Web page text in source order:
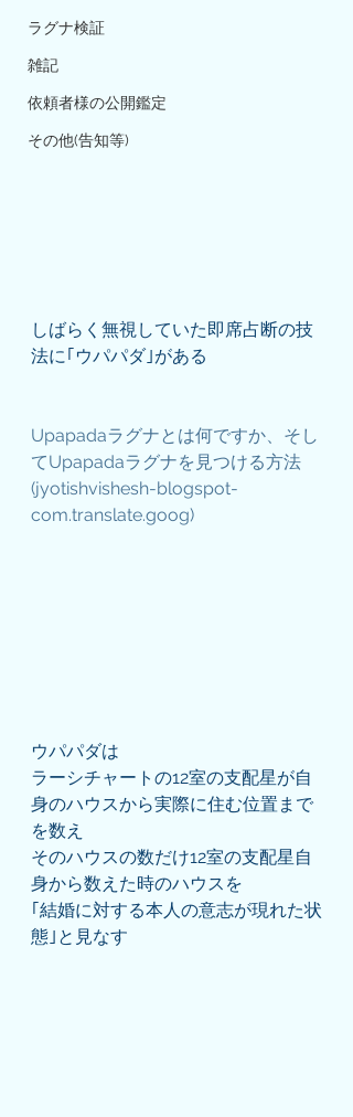
ラグナ検証
雑記
依頼者様の公開鑑定
その他(告知等)
しばらく無視していた即席占断の技
法に｢ウパパダ｣がある
Upapadaラグナとは何ですか、そし
てUpapadaラグナを見つける方法
(jyotishvishesh-blogspot-
com.translate.goog)
ウパパダは
ラーシチャートの12室の支配星が自
身のハウスから実際に住む位置まで
を数え
そのハウスの数だけ12室の支配星自
身から数えた時のハウスを
｢結婚に対する本人の意志が現れた状
態｣と見なす